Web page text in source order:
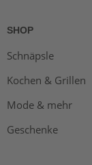
SHOP
Schnäpsle
Kochen & Grillen
Mode & mehr
Geschenke